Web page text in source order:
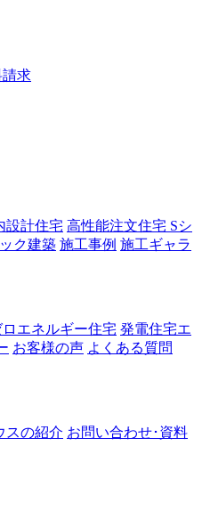
設計住宅 高性能注文住宅 Sシ
ク建築 施工事例 施工ギャラ
ロエネルギー住宅 発電住宅エ
お客様の声 よくある質問
スの紹介 お問い合わせ･資料